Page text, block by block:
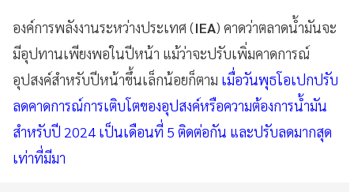
องค์การพลังงานระหว่างประเทศ (IEA) คาดว่าตลาดน้ำมันจะ
มีอุปทานเพียงพอในปีหน้า แม้ว่าจะปรับเพิ่มคาดการณ์
อุปสงค์สำหรับปีหน้าขึ้นเล็กน้อยก็ตาม เมื่อวันพุธโอเปกปรับ
ลดคาดการณ์การเติบโตของอุปสงค์หรือความต้องการน้ำมัน
สำหรับปี 2024 เป็นเดือนที่ 5 ติดต่อกัน และปรับลดมากสุด
เท่าที่มีมา